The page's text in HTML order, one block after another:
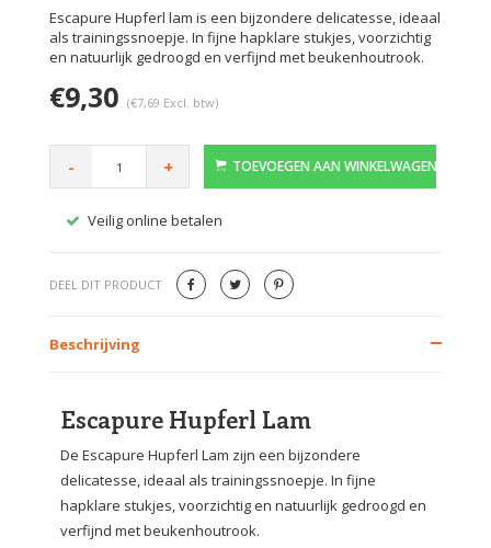
Escapure Hupferl lam is een bijzondere delicatesse, ideaal
als trainingssnoepje. In fijne hapklare stukjes, voorzichtig
en natuurlijk gedroogd en verfijnd met beukenhoutrook.
€9,30 (€7,69 Excl. btw)
- + TOEVOEGEN AAN WINKELWAGEN
Veilig online betalen
DEEL DIT PRODUCT
Beschrijving
Escapure Hupferl Lam
De Escapure Hupferl Lam zijn een bijzondere
delicatesse, ideaal als trainingssnoepje. In fijne
hapklare stukjes, voorzichtig en natuurlijk gedroogd en
verfijnd met beukenhoutrook.